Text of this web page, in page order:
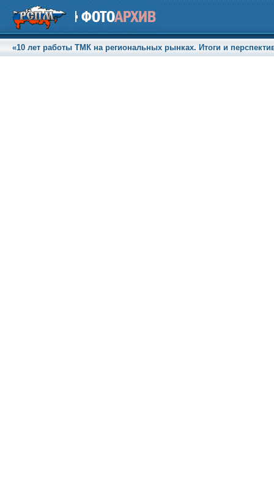
«10 лет работы ТМК на региональных рынках. Итоги и